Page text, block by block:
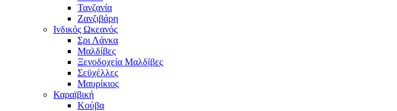
Τανζανία
Ζανζιβάρη
Ινδικός Ωκεανός
Σρι Λάνκα
Μαλδίβες
Ξενοδοχεία Μαλδίβες
Σεϋχέλλες
Μαυρίκιος
Καραϊβική
Κούβα